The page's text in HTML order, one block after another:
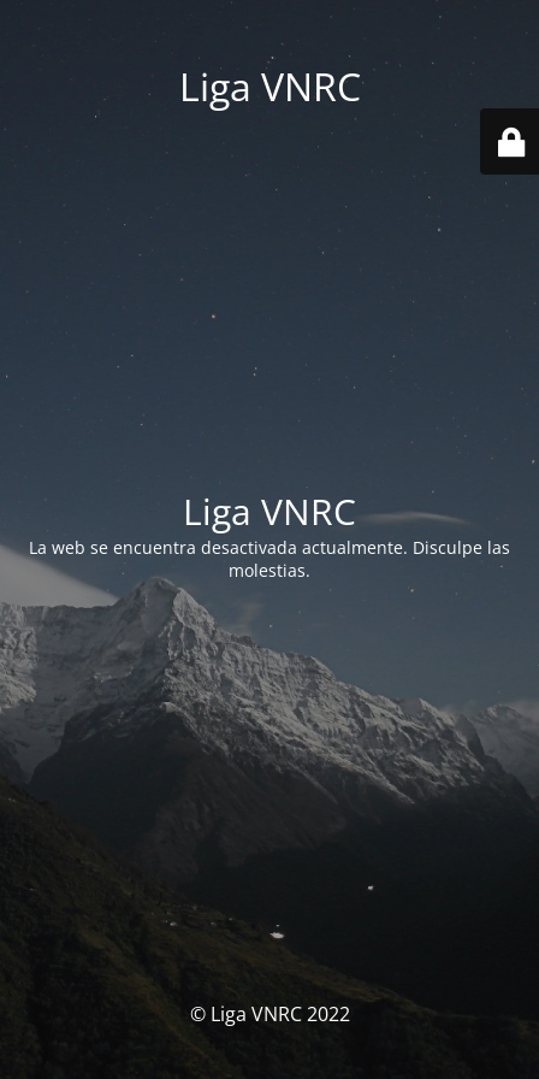
Liga VNRC
Liga VNRC
La web se encuentra desactivada actualmente. Disculpe las
molestias.
© Liga VNRC 2022